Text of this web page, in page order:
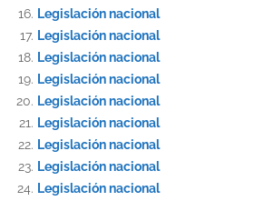
Legislación nacional
Legislación nacional
Legislación nacional
Legislación nacional
Legislación nacional
Legislación nacional
Legislación nacional
Legislación nacional
Legislación nacional